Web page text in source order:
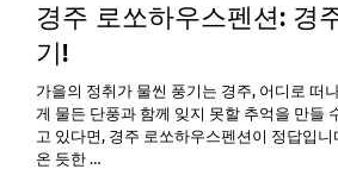
경주 로쏘하우스펜션: 경
기!
가을의 정취가 물씬 풍기는 경주, 어디로 떠
게 물든 단풍과 함께 잊지 못할 추억을 만들
고 있다면, 경주 로쏘하우스펜션이 정답입니
온 듯한 …